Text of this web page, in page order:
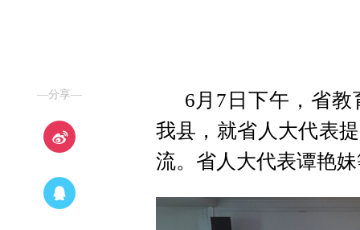
—分享—
6月7日下午，省
我县，就省人大代表
流。省人大代表谭艳